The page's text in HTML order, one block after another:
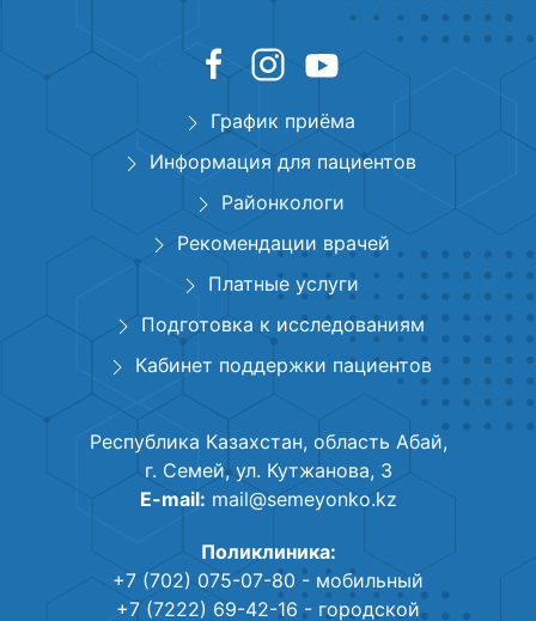
График приёма
Информация для пациентов
Районкологи
Рекомендации врачей
Платные услуги
Подготовка к исследованиям
Кабинет поддержки пациентов
Республика Казахстан, область Абай,
г. Семей, ул. Кутжанова, 3
E-mail: mail@semeyonko.kz
Поликлиника:
+7 (702) 075-07-80 - мобильный
+7 (7222) 69-42-16 - городской